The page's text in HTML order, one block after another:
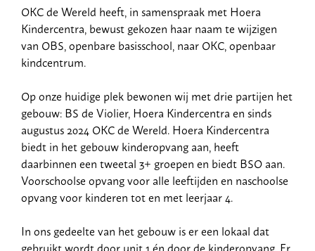
OKC de Wereld heeft, in samenspraak met Hoera
Kindercentra, bewust gekozen haar naam te wijzigen
van OBS, openbare basisschool, naar OKC, openbaar
kindcentrum.
Op onze huidige plek bewonen wij met drie partijen het
gebouw: BS de Violier, Hoera Kindercentra en sinds
augustus 2024 OKC de Wereld. Hoera Kindercentra
biedt in het gebouw kinderopvang aan, heeft
daarbinnen een tweetal 3+ groepen en biedt BSO aan.
Voorschoolse opvang voor alle leeftijden en naschoolse
opvang voor kinderen tot en met leerjaar 4.
In ons gedeelte van het gebouw is er een lokaal dat